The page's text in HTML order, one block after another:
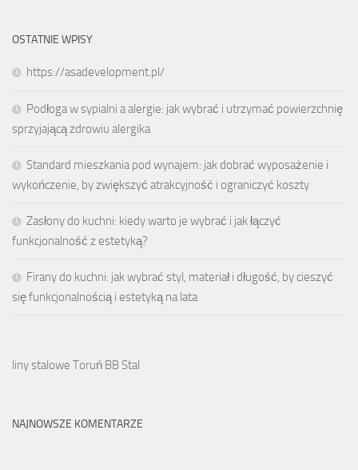
OSTATNIE WPISY
https://asadevelopment.pl/
Podłoga w sypialni a alergie: jak wybrać i utrzymać powierzchnię
sprzyjającą zdrowiu alergika
Standard mieszkania pod wynajem: jak dobrać wyposażenie i
wykończenie, by zwiększyć atrakcyjność i ograniczyć koszty
Zasłony do kuchni: kiedy warto je wybrać i jak łączyć
funkcjonalność z estetyką?
Firany do kuchni: jak wybrać styl, materiał i długość, by cieszyć
się funkcjonalnością i estetyką na lata
liny stalowe Toruń BB Stal
NAJNOWSZE KOMENTARZE